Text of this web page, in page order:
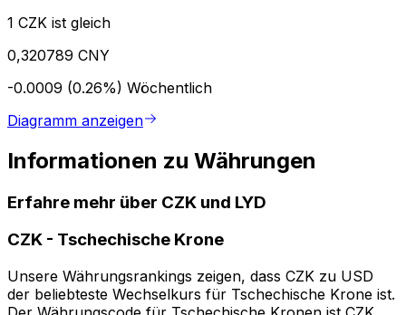
1 CZK ist gleich
0,320789 CNY
-0.0009 (0.26%) Wöchentlich
Diagramm anzeigen
Informationen zu Währungen
Erfahre mehr über CZK und LYD
CZK - Tschechische Krone
Unsere Währungsrankings zeigen, dass CZK zu USD
der beliebteste Wechselkurs für Tschechische Krone ist.